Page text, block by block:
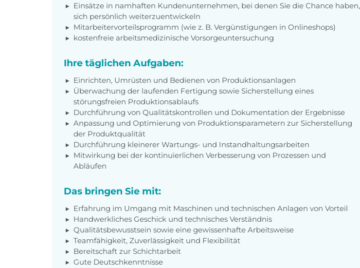
Einsätze in namhaften Kundenunternehmen, bei denen Sie die Chance haben,
sich persönlich weiterzuentwickeln
Mitarbeitervorteilsprogramm (wie z. B. Vergünstigungen in Onlineshops)
kostenfreie arbeitsmedizinische Vorsorgeuntersuchung
Ihre täglichen Aufgaben:
Einrichten, Umrüsten und Bedienen von Produktionsanlagen
Überwachung der laufenden Fertigung sowie Sicherstellung eines
störungsfreien Produktionsablaufs
Durchführung von Qualitätskontrollen und Dokumentation der Ergebnisse
Anpassung und Optimierung von Produktionsparametern zur Sicherstellung
der Produktqualität
Durchführung kleinerer Wartungs- und Instandhaltungsarbeiten
Mitwirkung bei der kontinuierlichen Verbesserung von Prozessen und
Abläufen
Das bringen Sie mit:
Erfahrung im Umgang mit Maschinen und technischen Anlagen von Vorteil
Handwerkliches Geschick und technisches Verständnis
Qualitätsbewusstsein sowie eine gewissenhafte Arbeitsweise
Teamfähigkeit, Zuverlässigkeit und Flexibilität
Bereitschaft zur Schichtarbeit
Gute Deutschkenntnisse